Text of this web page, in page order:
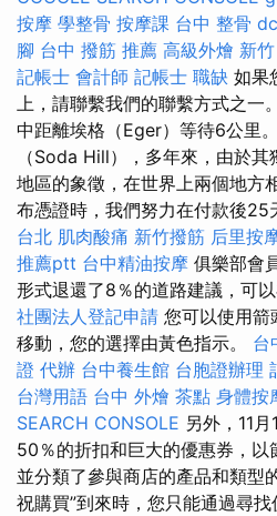
按摩 學整骨 按摩課 台中 整骨
腳 台中 撥筋 推薦 高級外燴 新
記帳士 會計師 記帳士 職缺 如果
上，請聯繫我們的聯繫方式之一
中距離埃格（Eger）等待6公里
（Soda Hill），多年來，由於
地區的象徵，在世界上兩個地方
布憑證時，我們努力在付款後25
台北 肌肉酸痛 新竹撥筋 后里按
推薦ptt 台中精油按摩 俱樂部會
形式退還了8％的道路建議，可
社團法人登記申請 您可以使用箭
移動，您的選擇由黃色指示。 台
證 代辦 台中養生館 台胞證辦理
台灣用語 台中 外燴 茶點 身體按
SEARCH CONSOLE 另外，11
50％的折扣和巨大的優惠券，
並分類了參與商店的產品和類型
祝購買”到來時，您只能通過尋找